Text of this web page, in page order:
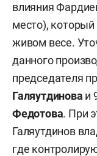
влияния
место),
живом весе.
данного
председателя
Галяутдинова и
Федотова. При
Галяутдинов
где